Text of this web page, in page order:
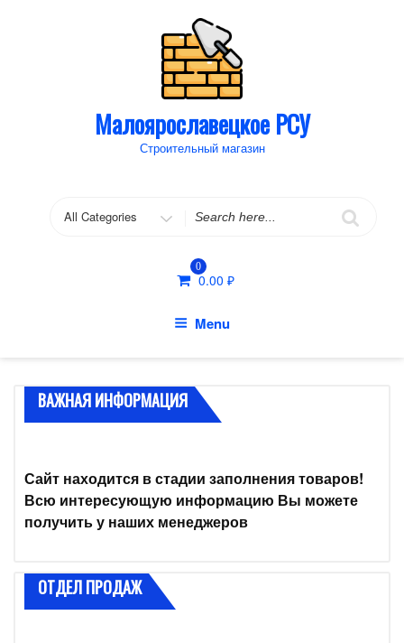
Малоярославецкое РСУ
Строительный магазин
Search
0
0.00₽
Menu
ВАЖНАЯ ИНФОРМАЦИЯ
Сайт находится в стадии заполнения товаров!
Всю интересующую информацию Вы можете
получить у наших менеджеров
ОТДЕЛ ПРОДАЖ